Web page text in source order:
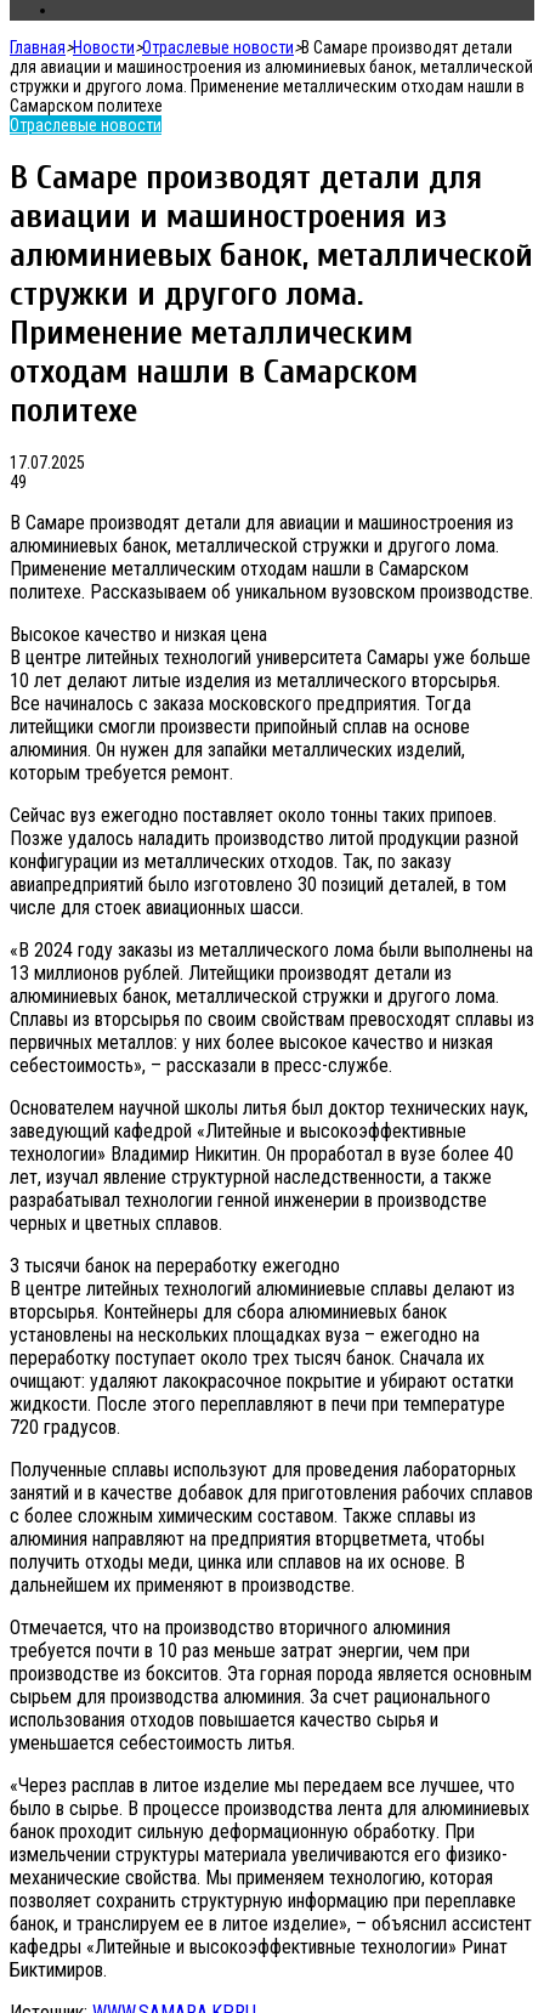
Главная>Новости>Отраслевые новости>В Самаре производят детали
для авиации и машиностроения из алюминиевых банок, металлической
стружки и другого лома. Применение металлическим отходам нашли в
Самарском политехе
Отраслевые новости
В Самаре производят детали для
авиации и машиностроения из
алюминиевых банок, металлической
стружки и другого лома.
Применение металлическим
отходам нашли в Самарском
политехе
17.07.2025
49
В Самаре производят детали для авиации и машиностроения из
алюминиевых банок, металлической стружки и другого лома.
Применение металлическим отходам нашли в Самарском
политехе. Рассказываем об уникальном вузовском производстве.
Высокое качество и низкая цена
В центре литейных технологий университета Самары уже больше
10 лет делают литые изделия из металлического вторсырья.
Все начиналось с заказа московского предприятия. Тогда
литейщики смогли произвести припойный сплав на основе
алюминия. Он нужен для запайки металлических изделий,
которым требуется ремонт.
Сейчас вуз ежегодно поставляет около тонны таких припоев.
Позже удалось наладить производство литой продукции разной
конфигурации из металлических отходов. Так, по заказу
авиапредприятий было изготовлено 30 позиций деталей, в том
числе для стоек авиационных шасси.
«В 2024 году заказы из металлического лома были выполнены на
13 миллионов рублей. Литейщики производят детали из
алюминиевых банок, металлической стружки и другого лома.
Сплавы из вторсырья по своим свойствам превосходят сплавы из
первичных металлов: у них более высокое качество и низкая
себестоимость», – рассказали в пресс-службе.
Основателем научной школы литья был доктор технических наук,
заведующий кафедрой «Литейные и высокоэффективные
технологии» Владимир Никитин. Он проработал в вузе более 40
лет, изучал явление структурной наследственности, а также
разрабатывал технологии генной инженерии в производстве
черных и цветных сплавов.
3 тысячи банок на переработку ежегодно
В центре литейных технологий алюминиевые сплавы делают из
вторсырья. Контейнеры для сбора алюминиевых банок
установлены на нескольких площадках вуза – ежегодно на
переработку поступает около трех тысяч банок. Сначала их
очищают: удаляют лакокрасочное покрытие и убирают остатки
жидкости. После этого переплавляют в печи при температуре
720 градусов.
Полученные сплавы используют для проведения лабораторных
занятий и в качестве добавок для приготовления рабочих сплавов
с более сложным химическим составом. Также сплавы из
алюминия направляют на предприятия вторцветмета, чтобы
получить отходы меди, цинка или сплавов на их основе. В
дальнейшем их применяют в производстве.
Отмечается, что на производство вторичного алюминия
требуется почти в 10 раз меньше затрат энергии, чем при
производстве из бокситов. Эта горная порода является основным
сырьем для производства алюминия. За счет рационального
использования отходов повышается качество сырья и
уменьшается себестоимость литья.
«Через расплав в литое изделие мы передаем все лучшее, что
было в сырье. В процессе производства лента для алюминиевых
банок проходит сильную деформационную обработку. При
измельчении структуры материала увеличиваются его физико-
механические свойства. Мы применяем технологию, которая
позволяет сохранить структурную информацию при переплавке
банок, и транслируем ее в литое изделие», – объяснил ассистент
кафедры «Литейные и высокоэффективные технологии» Ринат
Биктимиров.